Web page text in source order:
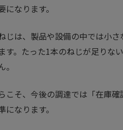
になります。
じは、製品や設備の中では小
す。たった1本のねじが足りな
。
こそ、今後の調達では「在庫
になります。